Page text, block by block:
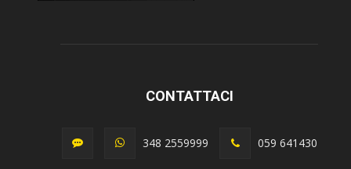
CONTATTACI
348 2559999 059 641430